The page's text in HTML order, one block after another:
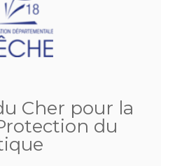
Cher pour la
du